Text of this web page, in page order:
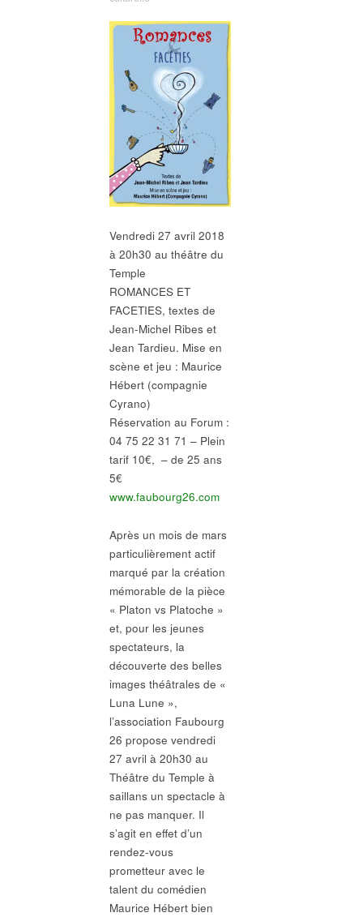
Vendredi 27 avril 2018
à 20h30 au théâtre du
Temple
ROMANCES ET
FACETIES, textes de
Jean-Michel Ribes et
Jean Tardieu. Mise en
scène et jeu : Maurice
Hébert (compagnie
Cyrano)
Réservation au Forum :
04 75 22 31 71 – Plein
tarif 10€, – de 25 ans
5€
www.faubourg26.com
Après un mois de mars
particulièrement actif
marqué par la création
mémorable de la pièce
« Platon vs Platoche »
et, pour les jeunes
spectateurs, la
découverte des belles
images théâtrales de «
Luna Lune »,
l’association Faubourg
26 propose vendredi
27 avril à 20h30 au
Théâtre du Temple à
saillans un spectacle à
ne pas manquer. Il
s’agit en effet d’un
rendez-vous
prometteur avec le
talent du comédien
Maurice Hébert bien